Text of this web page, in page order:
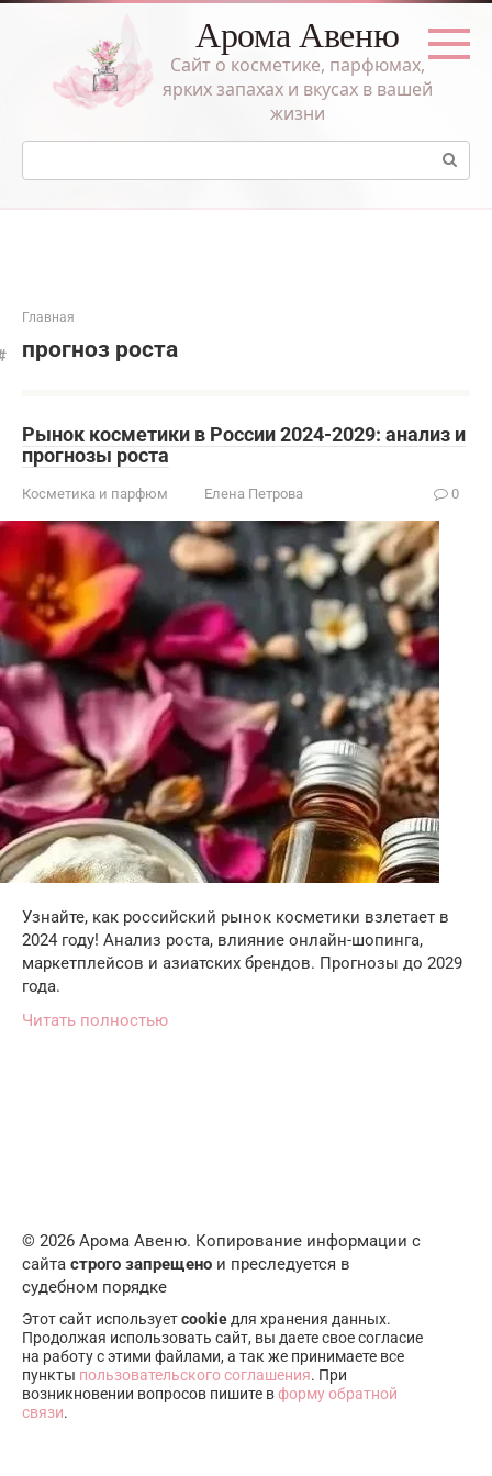
Перейти
Арома Авеню
Сайт о косметике, парфюмах,
ярких запахах и вкусах в вашей
жизни
Поиск:
Главная
прогноз роста
Рынок косметики в России 2024-2029: анализ и
прогнозы роста
Косметика и парфюм Елена Петрова 0
Узнайте, как российский рынок косметики взлетает в
2024 году! Анализ роста, влияние онлайн-шопинга,
маркетплейсов и азиатских брендов. Прогнозы до 2029
года.
Читать полностью
© 2026 Арома Авеню. Копирование информации с
сайта строго запрещено и преследуется в
судебном порядке
Этот сайт используетcookie для хранения данных.
Продолжая использовать сайт, вы даете свое согласие
на работу с этими файлами, а так же принимаете все
пункты пользовательского соглашения. При
возникновении вопросов пишите вформу обратной
связи.